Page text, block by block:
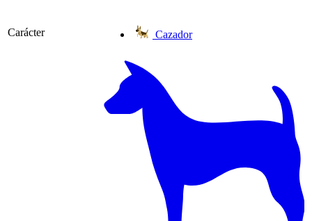
Carácter Cazador